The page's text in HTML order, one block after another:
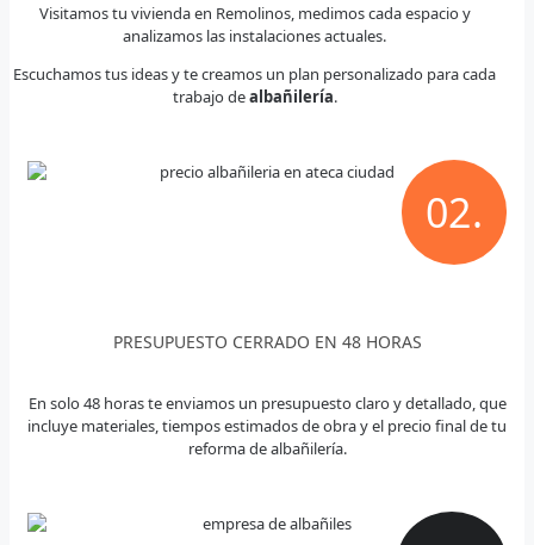
Visitamos tu vivienda en Remolinos, medimos cada espacio y
analizamos las instalaciones actuales.
Escuchamos tus ideas y te creamos un plan personalizado para cada
trabajo dealbañilería.
02.
PRESUPUESTO CERRADO EN 48 HORAS
En solo 48 horas te enviamos un presupuesto claro y detallado, que
incluye materiales, tiempos estimados de obra y el precio final de tu
reforma de albañilería.